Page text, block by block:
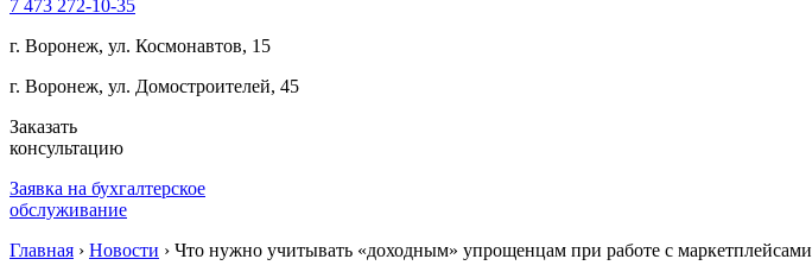
7 473 272-10-35
г. Воронеж, ул. Космонавтов, 15
г. Воронеж, ул. Домостроителей, 45
Заказать
консультацию
Заявка на бухгалтерское
обслуживание
Главная › Новости › Что нужно учитывать «доходным» упрощенцам при работе с маркетплейсами